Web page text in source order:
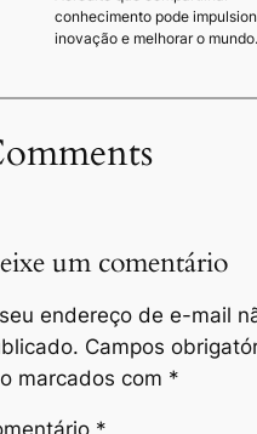
conhecimento pode
inovação e melhorar o mundo.
um comentário
endereço de e-mail
Campos
marcados com *